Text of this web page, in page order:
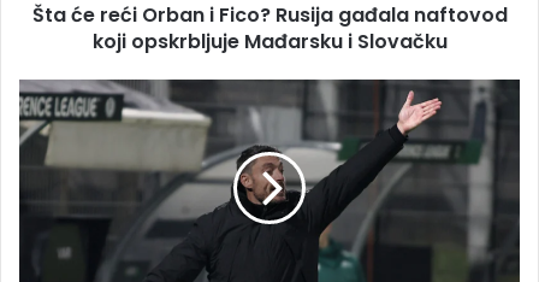
koji
opskrbljuje
i
Slovačku
Šta će reći Orban i Fico? Rusija gađala naftovod
koji opskrbljuje Mađarsku i Slovačku
Veliko
iznenađenje:
Najtraženiji
trener
regionu